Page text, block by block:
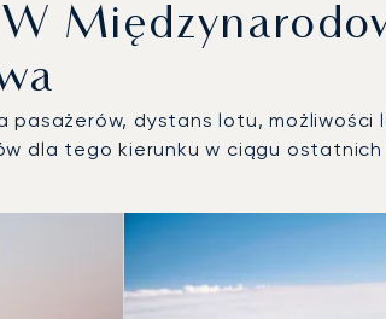
dystans lotu, możliwości
dla tego kierunku w ciągu ostatnich
operacji lotniczych w 2025 roku